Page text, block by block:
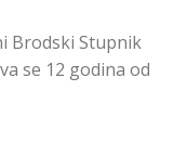
Brodski Stupnik
se 12 godina od